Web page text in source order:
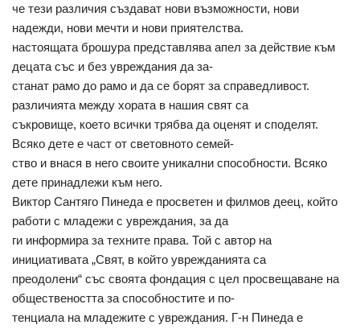
че тези различия създават нови възможности, нови
надежди, нови мечти и нови приятелства.
настоящата брошура представлява апел за действие към
децата със и без увреждания да за-
станат рамо до рамо и да се борят за справедливост.
различията между хората в нашия свят са
съкровище, което всички трябва да оценят и споделят.
Всяко дете е част от световното семей-
ство и внася в него своите уникални способности. Всяко
дете принадлежи към него.
Виктор Сантяго Пинеда е просветен и филмов деец, който
работи с младежи с увреждания, за да
ги информира за техните права. Той с автор на
инициативата „Свят, в който уврежданията са
преодолени“ със своята фондация с цел просвещаване на
обществеността за способностите и по-
тенциала на младежите с увреждания. Г-н Пинеда е